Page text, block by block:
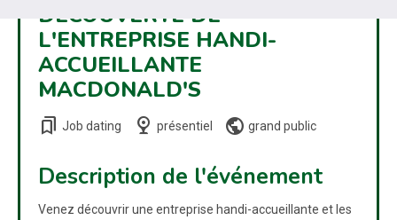
DÉCOUVERTE DE
L'ENTREPRISE HANDI-
ACCUEILLANTE
MACDONALD'S
bookmarks Job dating nest_cam_indoor présentiel public grand public
Description de l'événement
Venez découvrir une entreprise handi-accueillante et les